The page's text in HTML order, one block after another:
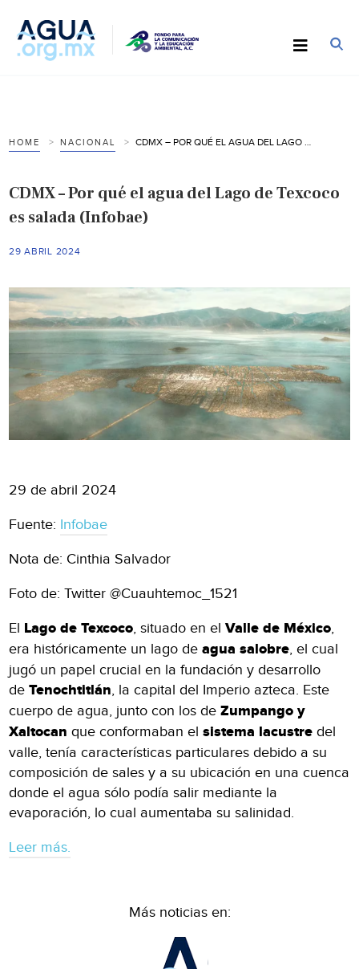
HOME NACIONAL
CDMX – Por qué el agua del Lago de Texcoco
es salada (Infobae)
29 ABRIL 2024
29 de abril 2024
Fuente: Infobae
Nota de: Cinthia Salvador
Foto de: Twitter @Cuauhtemoc_1521
El Lago de Texcoco, situado en elValle de México,
era históricamente un lago deagua salobre, el cual
jugó un papel crucial en la fundación y desarrollo
deTenochtitlán, la capital del Imperio azteca. Este
cuerpo de agua, junto con los deZumpango y
Xaltocan que conformaban elsistema lacustredel
valle, tenía características particulares debido a su
composición de sales y a su ubicación en una cuenca
donde el agua sólo podía salir mediante la
evaporación, lo cual aumentaba su salinidad.
Leer más.
Más noticias en: